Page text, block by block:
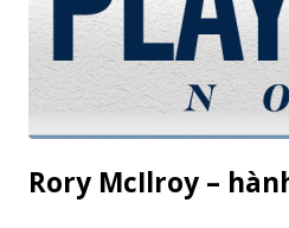
Rory McIlroy –